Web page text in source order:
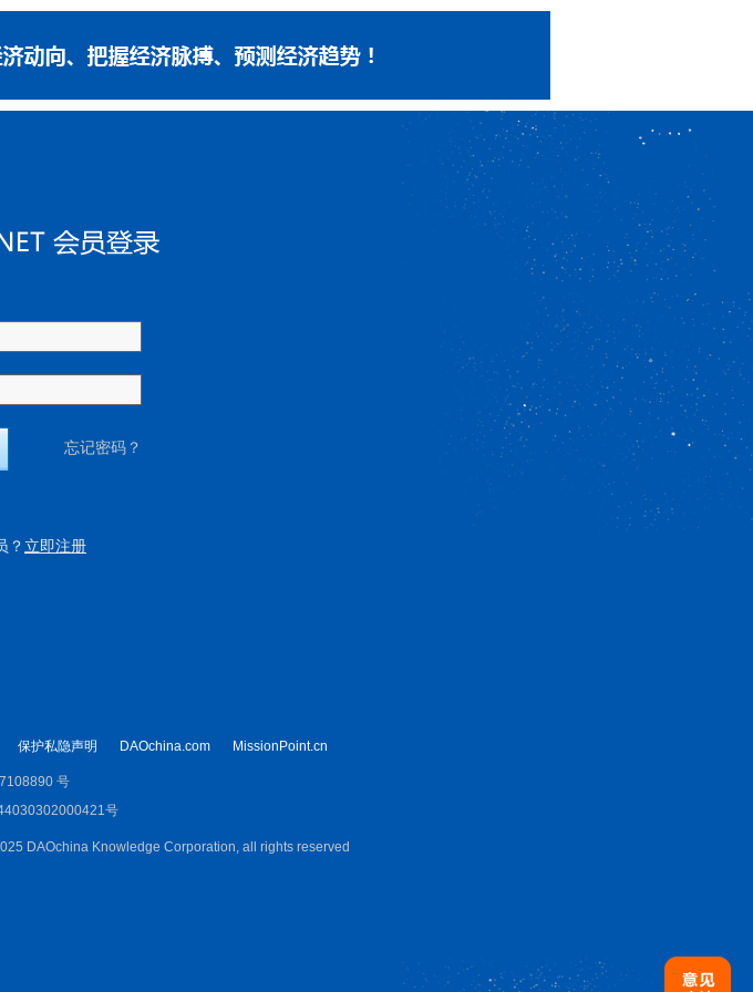
忘记密码？
？ 立即注册
保护私隐声明 DAOchina.com MissionPoint.cn
号
号
DAOchina Knowledge Corporation, all rights reserved